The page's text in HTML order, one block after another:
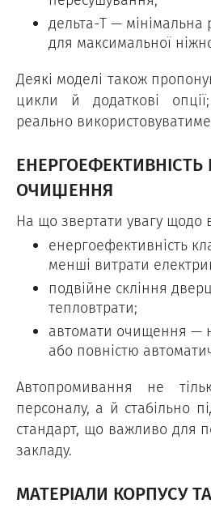
дельта-T — мінімальна
для максимальної
Деякі моделі також
цикли й додаткові
реально
ЕНЕРГОЕФЕКТИВНІСТЬ
ОЧИЩЕННЯ
На що звертати увагу щодо
енергоефективність
менші витрати
подвійне скління
тепловтрати;
автомати очищення —
або повністю
Автопромивання не
персоналу, а й стабільно
стандарт, що важливо для
закладу.
МАТЕРІАЛИ КОРПУСУ